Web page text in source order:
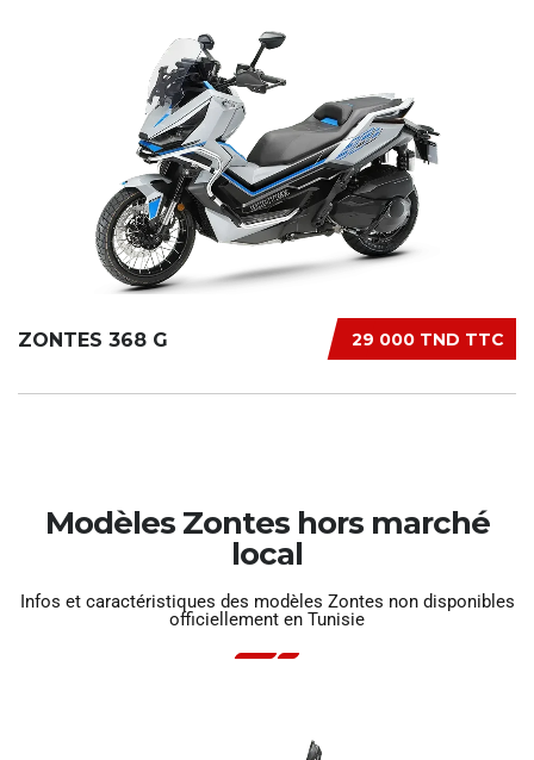
29 000 TND TTC
ZONTES 368 G
Modèles Zontes hors marché
local
Infos et caractéristiques des modèles Zontes non disponibles
officiellement en Tunisie